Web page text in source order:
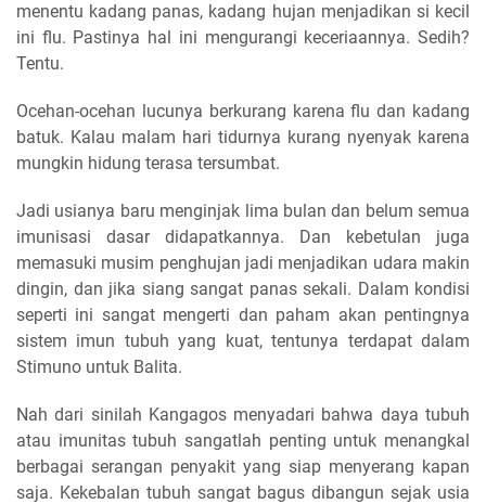
menentu kadang panas, kadang hujan menjadikan si kecil
ini flu. Pastinya hal ini mengurangi keceriaannya. Sedih?
Tentu.
Ocehan-ocehan lucunya berkurang karena flu dan kadang
batuk. Kalau malam hari tidurnya kurang nyenyak karena
mungkin hidung terasa tersumbat.
Jadi usianya baru menginjak lima bulan dan belum semua
imunisasi dasar didapatkannya. Dan kebetulan juga
memasuki musim penghujan jadi menjadikan udara makin
dingin, dan jika siang sangat panas sekali. Dalam kondisi
seperti ini sangat mengerti dan paham akan pentingnya
sistem imun tubuh yang kuat, tentunya terdapat dalam
Stimuno untuk Balita.
Nah dari sinilah Kangagos menyadari bahwa daya tubuh
atau imunitas tubuh sangatlah penting untuk menangkal
berbagai serangan penyakit yang siap menyerang kapan
saja. Kekebalan tubuh sangat bagus dibangun sejak usia